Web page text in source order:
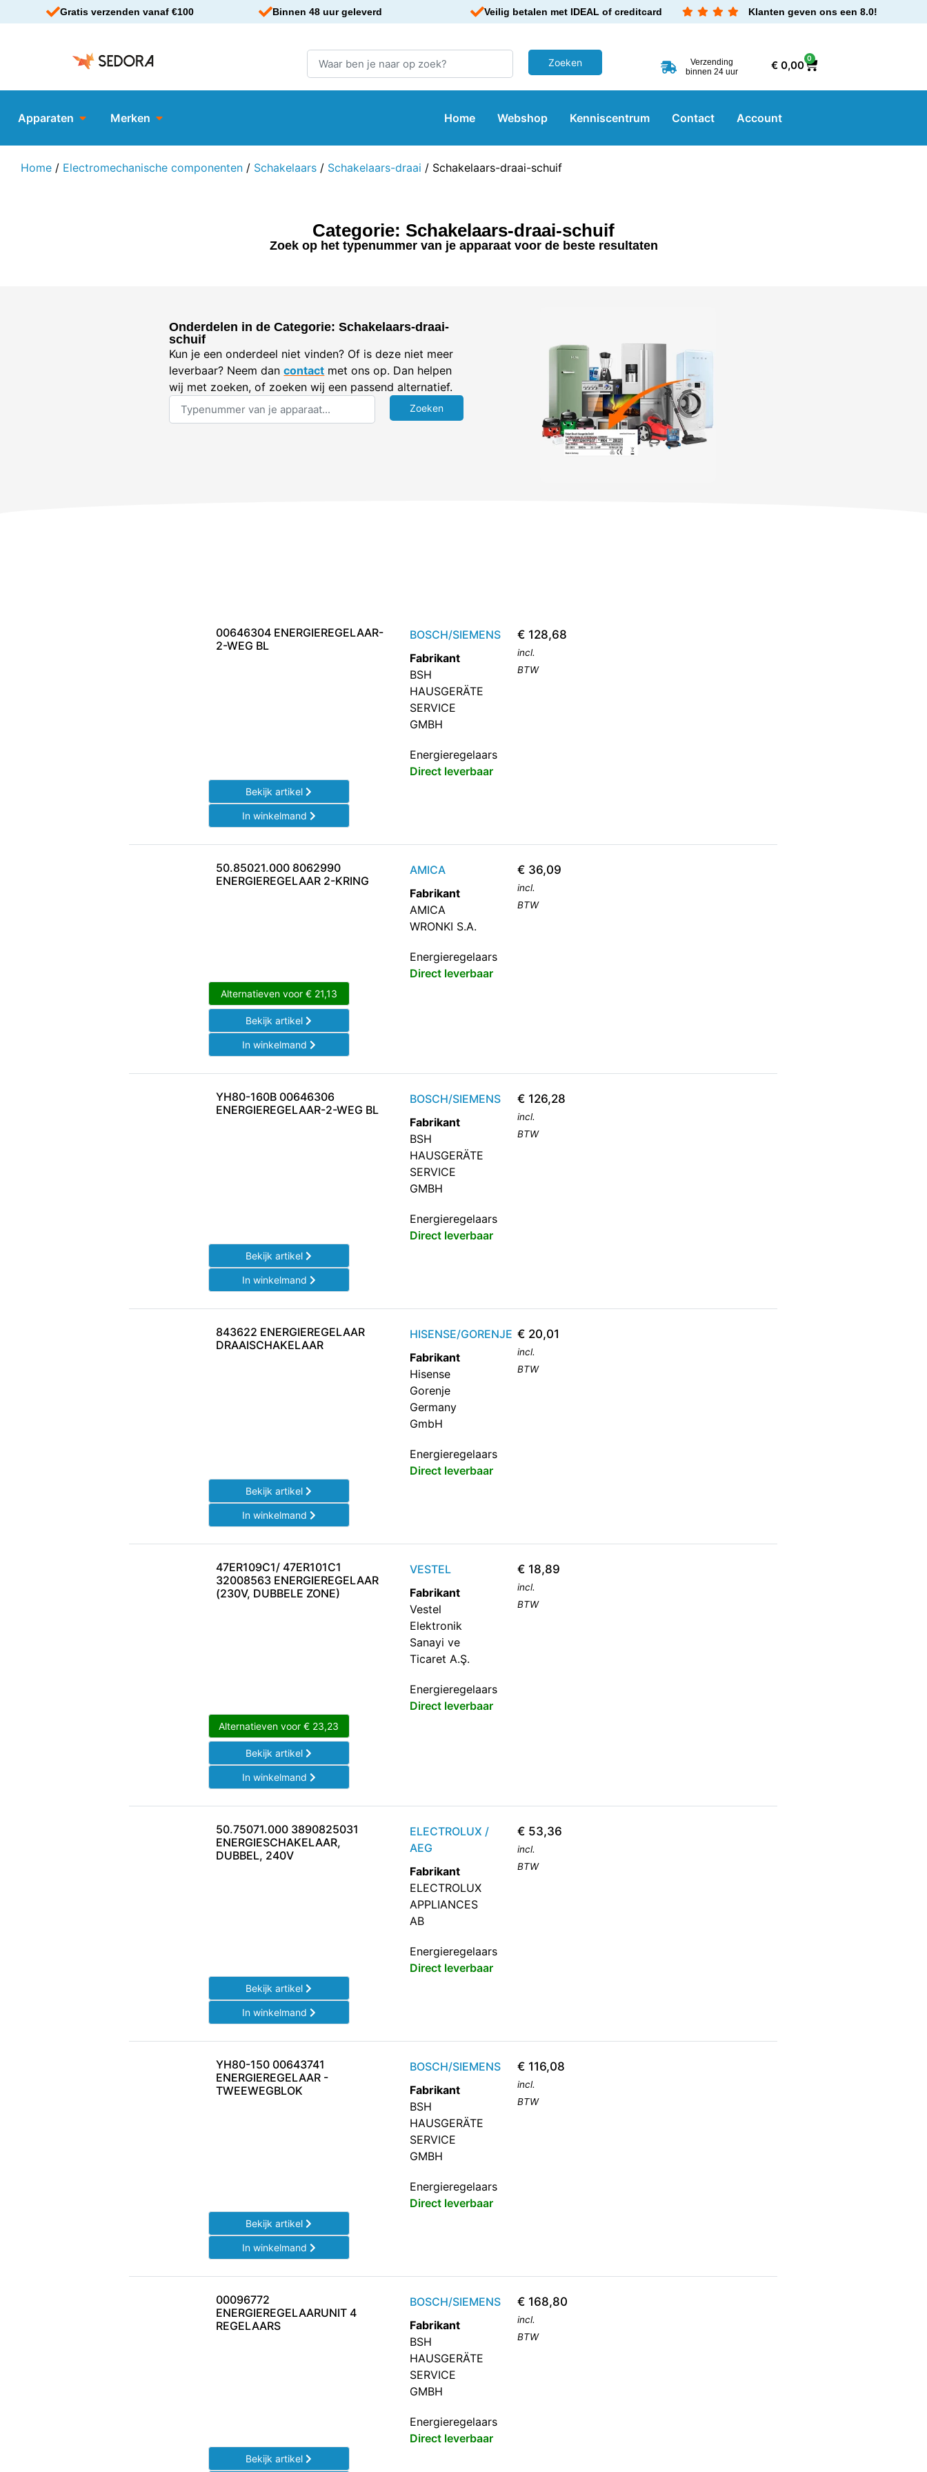
Gratis verzenden vanaf €100 Binnen 48 uur geleverd Veilig betalen met IDEAL of creditcard Klanten geven ons een 8.0!
Verzending
binnen 24 uur
€0,00
0
Apparaten Merken Home Webshop Kenniscentrum Contact Account
Home / Electromechanische componenten / Schakelaars / Schakelaars-draai / Schakelaars-draai-schuif
Categorie: Schakelaars-draai-schuif
Zoek op het typenummer van je apparaat voor de beste resultaten
Onderdelen in de Categorie: Schakelaars-draai-
schuif
Kun je een onderdeel niet vinden? Of is deze niet meer
leverbaar? Neem dancontact met ons op. Dan helpen
wij met zoeken, of zoeken wij een passend alternatief.
00646304 ENERGIEREGELAAR-
2-WEG BL
BOSCH/SIEMENS
Fabrikant
BSH
HAUSGERÄTE
SERVICE
GMBH
Energieregelaars
Direct leverbaar
€ 128,68
incl.
BTW
Bekijk artikel
In winkelmand
50.85021.000 8062990
ENERGIEREGELAAR 2-KRING
AMICA
Fabrikant
AMICA
WRONKI S.A.
Energieregelaars
Direct leverbaar
€ 36,09
incl.
BTW
Alternatieven voor €21,13
Bekijk artikel
In winkelmand
YH80-160B 00646306
ENERGIEREGELAAR-2-WEG BL
BOSCH/SIEMENS
Fabrikant
BSH
HAUSGERÄTE
SERVICE
GMBH
Energieregelaars
Direct leverbaar
€ 126,28
incl.
BTW
Bekijk artikel
In winkelmand
843622 ENERGIEREGELAAR
DRAAISCHAKELAAR
HISENSE/GORENJE
Fabrikant
Hisense
Gorenje
Germany
GmbH
Energieregelaars
Direct leverbaar
€ 20,01
incl.
BTW
Bekijk artikel
In winkelmand
47ER109C1/ 47ER101C1
32008563 ENERGIEREGELAAR
(230V, DUBBELE ZONE)
VESTEL
Fabrikant
Vestel
Elektronik
Sanayi ve
Ticaret A.Ş.
Energieregelaars
Direct leverbaar
€ 18,89
incl.
BTW
Alternatieven voor€ 23,23
Bekijk artikel
In winkelmand
50.75071.000 3890825031
ENERGIESCHAKELAAR,
DUBBEL, 240V
ELECTROLUX /
AEG
Fabrikant
ELECTROLUX
APPLIANCES
AB
Energieregelaars
Direct leverbaar
€ 53,36
incl.
BTW
Bekijk artikel
In winkelmand
YH80-150 00643741
ENERGIEREGELAAR -
TWEEWEGBLOK
BOSCH/SIEMENS
Fabrikant
BSH
HAUSGERÄTE
SERVICE
GMBH
Energieregelaars
Direct leverbaar
€ 116,08
incl.
BTW
Bekijk artikel
In winkelmand
00096772
ENERGIEREGELAARUNIT 4
REGELAARS
BOSCH/SIEMENS
Fabrikant
BSH
HAUSGERÄTE
SERVICE
GMBH
Energieregelaars
Direct leverbaar
€ 168,80
incl.
BTW
Bekijk artikel